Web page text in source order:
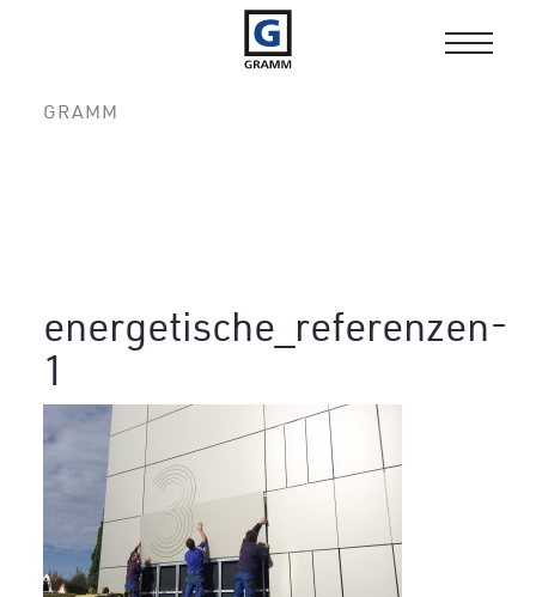
Toggle
GRAMM
energetische_referenzen-
1